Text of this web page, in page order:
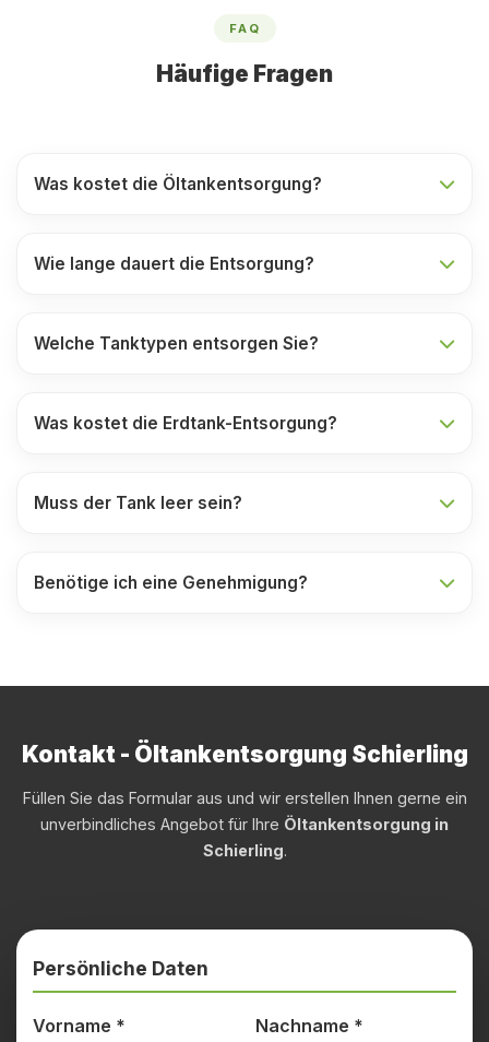
FAQ
Häufige Fragen
Was kostet die Öltankentsorgung?
Wie lange dauert die Entsorgung?
Welche Tanktypen entsorgen Sie?
Was kostet die Erdtank-Entsorgung?
Muss der Tank leer sein?
Benötige ich eine Genehmigung?
Kontakt - Öltankentsorgung Schierling
Füllen Sie das Formular aus und wir erstellen Ihnen gerne ein
unverbindliches Angebot für Ihre Öltankentsorgung in
Schierling.
Persönliche Daten
Vorname * Nachname *